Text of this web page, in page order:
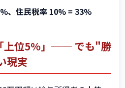
、住民税率 10% = 33%
上位5%」── でも"勝
現実